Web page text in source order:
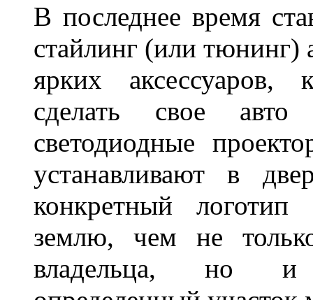
В последнее время
стайлинг (или тюнинг)
ярких аксессуаров,
сделать свое
светодиодные
устанавливают в
конкретный логотип
землю, чем не
владельца, но и